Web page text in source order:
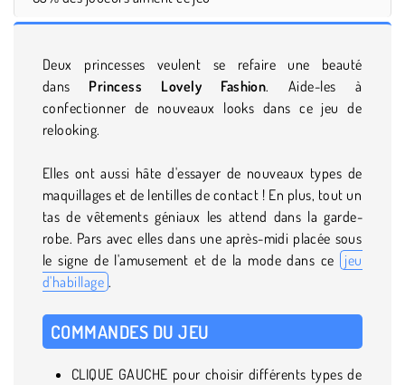
Deux princesses veulent se refaire une beauté
dans Princess Lovely Fashion. Aide-les à
confectionner de nouveaux looks dans ce jeu de
relooking.
Elles ont aussi hâte d'essayer de nouveaux types de
maquillages et de lentilles de contact ! En plus, tout un
tas de vêtements géniaux les attend dans la garde-
robe. Pars avec elles dans une après-midi placée sous
le signe de l'amusement et de la mode dans ce jeu
d'habillage .
COMMANDES DU JEU
CLIQUE GAUCHE pour choisir différents types de